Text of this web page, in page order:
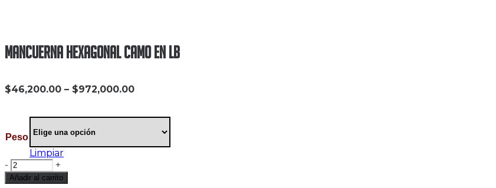
Mancuerna Hexagonal Camo en LB
$46,200.00 – $972,000.00Price
$972,000.00
Peso
Limpiar
-
+
Añadir al carrito